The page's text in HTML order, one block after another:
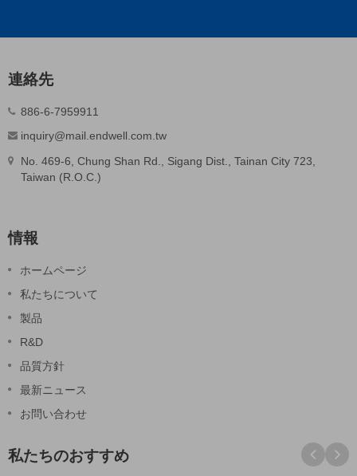
連絡先
886-6-7959911
inquiry@mail.endwell.com.tw
No. 469-6, Chung Shan Rd., Sigang Dist., Tainan City 723,
Taiwan (R.O.C.)
情報
ホームページ
私たちについて
製品
R&D
品質方針
最新ニュース
お問い合わせ
私たちのおすすめ